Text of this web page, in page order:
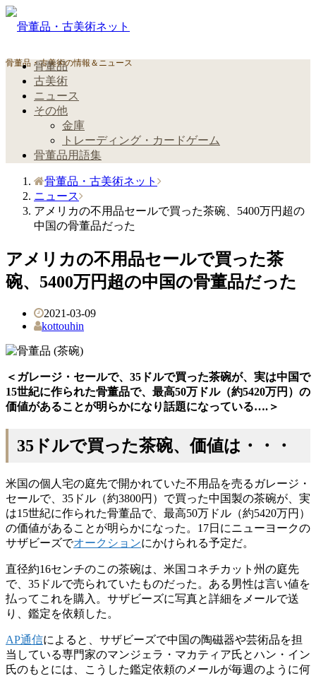
骨董品・古美術の情報＆ニュース
骨董品
古美術
ニュース
その他
金庫
トレーディング・カードゲーム
骨董品用語集
骨董品・古美術ネット
ニュース
アメリカの不用品セールで買った茶碗、5400万円超の
中国の骨董品だった
アメリカの不用品セールで買った茶
碗、5400万円超の中国の骨董品だった
2021-03-09
kottouhin
＜ガレージ・セールで、35ドルで買った茶碗が、実は中国で
15世紀に作られた骨董品で、最高50万ドル（約5420万円）の
価値があることが明らかになり話題になっている….＞
35ドルで買った茶碗、価値は・・・
米国の個人宅の庭先で開かれていた不用品を売るガレージ・
セールで、35ドル（約3800円）で買った中国製の茶碗が、実
は15世紀に作られた骨董品で、最高50万ドル（約5420万円）
の価値があることが明らかになった。17日にニューヨークの
サザビーズでオークションにかけられる予定だ。
直径約16センチのこの茶碗は、米国コネチカット州の庭先
で、35ドルで売られていたものだった。ある男性は言い値を
払ってこれを購入。サザビーズに写真と詳細をメールで送
り、鑑定を依頼した。
AP通信によると、サザビーズで中国の陶磁器や芸術品を担
当している専門家のマンジェラ・マカティア氏とハン・イン
氏のもとには、こうした鑑定依頼のメールが毎週のように何